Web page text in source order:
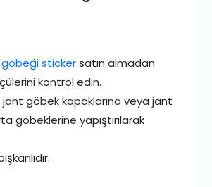
stickersatın almadan
kontrol edin.
göbek kapaklarına veya jant
göbeklerine yapıştırılarak